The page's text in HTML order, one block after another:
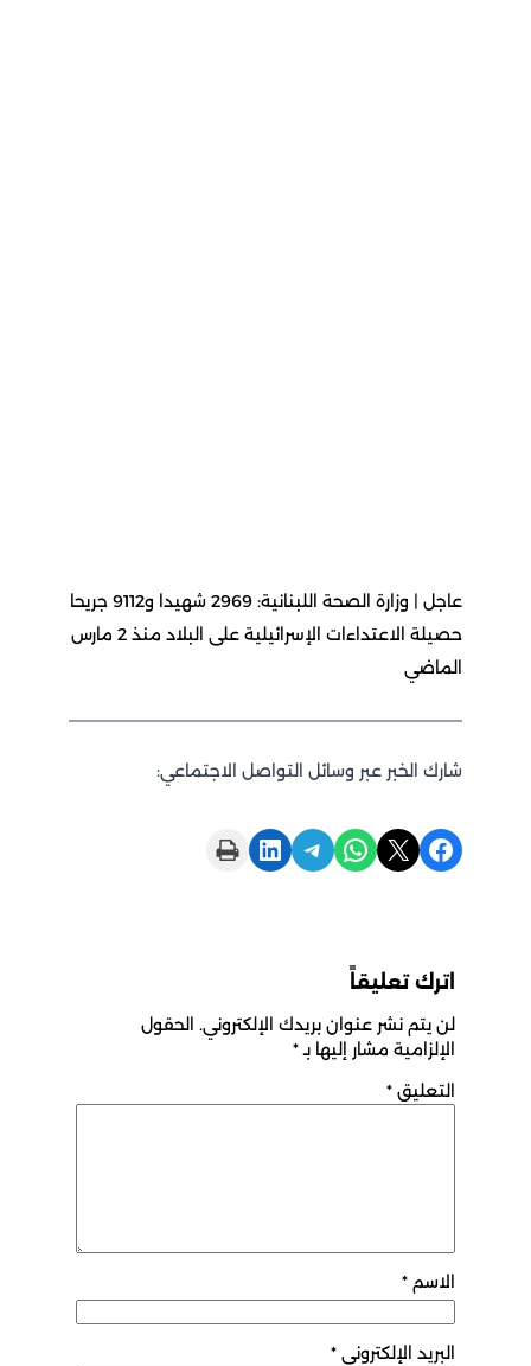
عاجل | وزارة الصحة اللبنانية: 2969 شهيدا و9112 جريحا
حصيلة الاعتداءات الإسرائيلية على البلاد منذ 2 مارس
الماضي
شارك الخبر عبر وسائل التواصل الاجتماعي:
Share on Facebook
Share on X
Share on WhatsApp
Share on Telegram
Share on LinkedIn
Print this Page
اترك تعليقاً
لن يتم نشر عنوان بريدك الإلكتروني. الحقول
الإلزامية مشار إليها بـ*
التعليق *
الاسم *
البريد الإلكتروني *